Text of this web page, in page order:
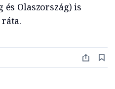
Olaszország) is